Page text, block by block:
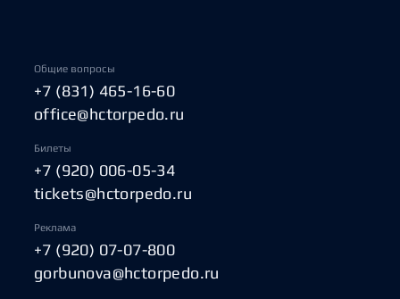
Общие вопросы
+7 (831) 465-16-60
office@hctorpedo.ru
Билеты
+7 (920) 006-05-34
tickets@hctorpedo.ru
Реклама
+7 (920) 07-07-800
gorbunova@hctorpedo.ru